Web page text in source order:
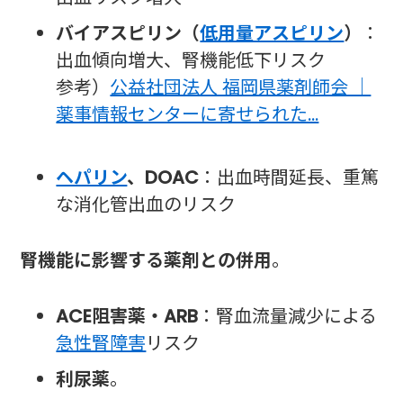
バイアスピリン（低用量アスピリン）
：
出血傾向増大、腎機能低下リスク
参考） 公益社団法人 福岡県薬剤師会 ｜
薬事情報センターに寄せられた…
ヘパリン、DOAC ：出血時間延長、重篤
な消化管出血のリスク
腎機能に影響する薬剤との併用。
ACE阻害薬・ARB ：腎血流量減少による
急性腎障害リスク
利尿薬。